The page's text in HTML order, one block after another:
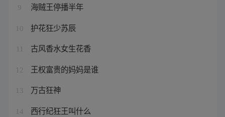
9 海贼王停播半年
10 护花狂少苏辰
古风香水女生花香
12 王权富贵的妈妈是谁
13 万古狂神
14 西行纪狂王叫什么